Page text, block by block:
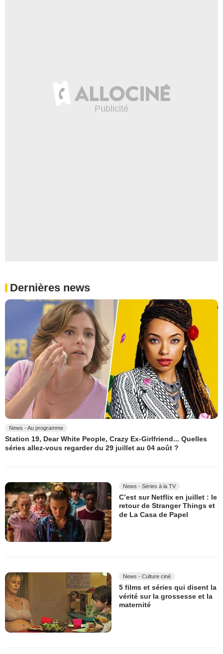
Dernières news
News - Au programme
Station 19, Dear White People, Crazy Ex-Girlfriend... Quelles
séries allez-vous regarder du 29 juillet au 04 août ?
News - Séries à la TV
C’est sur Netflix en juillet : le
retour de Stranger Things et
de La Casa de Papel
News - Culture ciné
5 films et séries qui disent la
vérité sur la grossesse et la
maternité